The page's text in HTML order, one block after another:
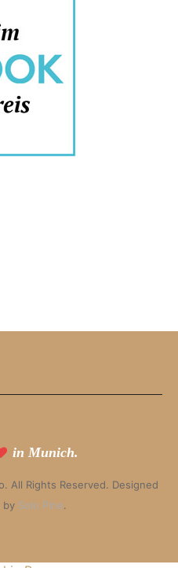
in Munich.
All Rights Reserved. Designed
by Solo Pine.